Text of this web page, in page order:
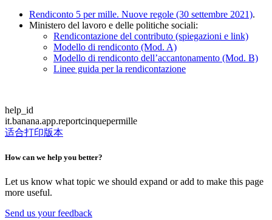
Rendiconto 5 per mille. Nuove regole (30 settembre 2021).
Ministero del lavoro e delle politiche sociali:
Rendicontazione del contributo (spiegazioni e link)
Modello di rendiconto (Mod. A)
Modello di rendiconto dell’accantonamento (Mod. B)
Linee guida per la rendicontazione
help_id
it.banana.app.reportcinquepermille
适合打印版本
How can we help you better?
Let us know what topic we should expand or add to make this page
more useful.
Send us your feedback